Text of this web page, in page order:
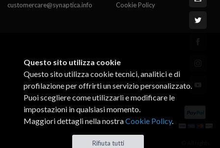
customercare@synaptica.info
Cookie Policy
Questo sito utilizza cookie
Questo sito utilizza cookie tecnici, analitici e di
profilazione per offrirti un servizio personalizzato.
Puoi scegliere come utilizzarli e modificare le
impostazioni in qualsiasi momento.
Maggiori dettagli nella nostraCookie Policy.
Rifiuta tutti